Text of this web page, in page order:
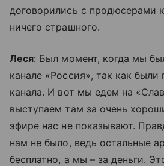
договорились с продюсерами
ничего страшного.
Леся: Был момент, когда мы
канале «Россия», так как
канала. И вот мы едем на
выступаем там за очень
эфире нас не показывают.
нам не было, ведь остальные
бесплатно, а мы – за деньги.